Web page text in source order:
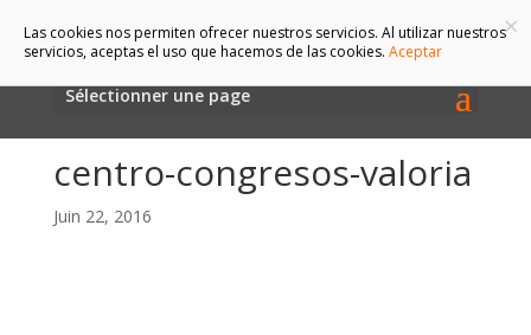
Sélectionner une page
centro-congresos-valoria
Juin 22, 2016
×
Las cookies nos permiten ofrecer nuestros servicios. Al utilizar nuestros
servicios, aceptas el uso que hacemos de las cookies. Aceptar